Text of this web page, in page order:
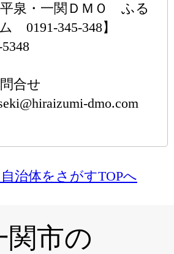
泉・一関ＤＭＯ ふる
0191-345-348】
合せ
dmo.com
治体をさがすTOPへ
関市の